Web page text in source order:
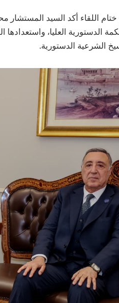
اللقاء أكد السيد المستشار
الدستورية العليا،
الشرعية الدستورية.